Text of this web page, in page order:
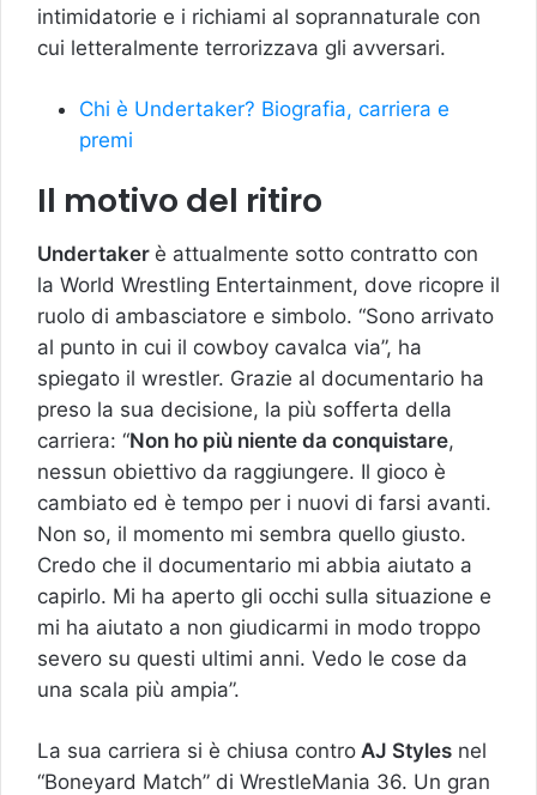
intimidatorie e i richiami al soprannaturale con
cui letteralmente terrorizzava gli avversari.
Chi è Undertaker? Biografia, carriera e
premi
Il motivo del ritiro
Undertaker è attualmente sotto contratto con
la World Wrestling Entertainment, dove ricopre il
ruolo di ambasciatore e simbolo. “Sono arrivato
al punto in cui il cowboy cavalca via”, ha
spiegato il wrestler. Grazie al documentario ha
preso la sua decisione, la più sofferta della
carriera: “Non ho più niente da conquistare,
nessun obiettivo da raggiungere. Il gioco è
cambiato ed è tempo per i nuovi di farsi avanti.
Non so, il momento mi sembra quello giusto.
Credo che il documentario mi abbia aiutato a
capirlo. Mi ha aperto gli occhi sulla situazione e
mi ha aiutato a non giudicarmi in modo troppo
severo su questi ultimi anni. Vedo le cose da
una scala più ampia”.
La sua carriera si è chiusa contro AJ Styles nel
“Boneyard Match” di WrestleMania 36. Un gran